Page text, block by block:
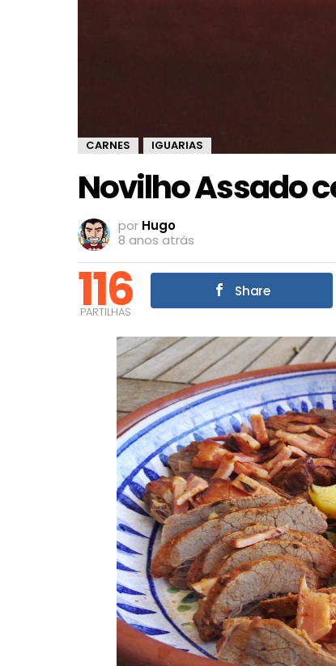
CARNES IGUARIAS
Novilho Assado
por Hugo
8 anos atrás
116
PARTILHAS
Share